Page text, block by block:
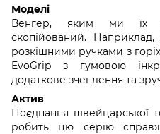
Моделі
Венгер, яким ми їх
скопійований.
розкішними ручками з
EvoGrip з гумовою
додаткове зчеплення та
Актив
Поєднання швейцарської
робить цю серію